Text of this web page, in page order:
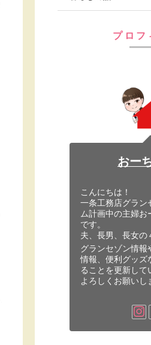
プロフ
おー
こんにちは！
一条工務店グラン
ム計画中の主婦お
です。
夫、長男、長女の
グランセゾン情報
情報、便利グッズ
ることを更新して
よろしくお願いし